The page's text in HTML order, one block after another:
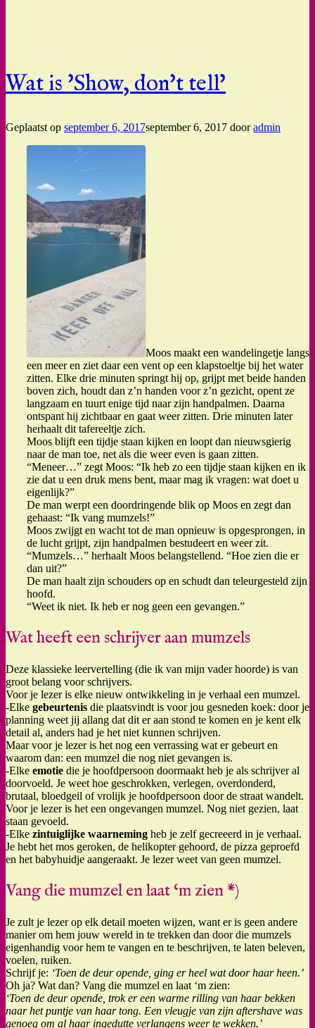
Wat is 'Show, don't tell'
Geplaatst op september 6, 2017september 6, 2017 dooradmin
Moos maakt een wandelingetje langs
een meer en ziet daar een vent op een klapstoeltje bij het water
zitten. Elke drie minuten springt hij op, grijpt met beide handen
boven zich, houdt dan z’n handen voor z’n gezicht, opent ze
langzaam en tuurt enige tijd naar zijn handpalmen. Daarna
ontspant hij zichtbaar en gaat weer zitten. Drie minuten later
herhaalt dit tafereeltje zich.
Moos blijft een tijdje staan kijken en loopt dan nieuwsgierig
naar de man toe, net als die weer even is gaan zitten.
“Meneer…” zegt Moos: “Ik heb zo een tijdje staan kijken en ik
zie dat u een druk mens bent, maar mag ik vragen: wat doet u
eigenlijk?”
De man werpt een doordringende blik op Moos en zegt dan
gehaast: “Ik vang mumzels!”
Moos zwijgt en wacht tot de man opnieuw is opgesprongen, in
de lucht grijpt, zijn handpalmen bestudeert en weer zit.
“Mumzels…” herhaalt Moos belangstellend. “Hoe zien die er
dan uit?”
De man haalt zijn schouders op en schudt dan teleurgesteld zijn
hoofd.
“Weet ik niet. Ik heb er nog geen een gevangen.”
Wat heeft een schrijver aan mumzels
Deze klassieke leervertelling (die ik van mijn vader hoorde) is van
groot belang voor schrijvers.
Voor je lezer is elke nieuw ontwikkeling in je verhaal een mumzel.
-Elke gebeurtenis die plaatsvindt is voor jou gesneden koek: door je
planning weet jij allang dat dit er aan stond te komen en je kent elk
detail al, anders had je het niet kunnen schrijven.
Maar voor je lezer is het nog een verrassing wat er gebeurt en
waarom dan: een mumzel die nog niet gevangen is.
-Elke emotie die je hoofdpersoon doormaakt heb je als schrijver al
doorvoeld. Je weet hoe geschrokken, verlegen, overdonderd,
brutaal, bloedgeil of vrolijk je hoofdpersoon door de straat wandelt.
Voor je lezer is het een ongevangen mumzel. Nog niet gezien, laat
staan gevoeld.
-Elke zintuiglijke waarneming heb je zelf gecreeerd in je verhaal.
Je hebt het mos geroken, de helikopter gehoord, de pizza geproefd
en het babyhuidje aangeraakt. Je lezer weet van geen mumzel.
Vang die mumzel en laat ‘m zien *)
Je zult je lezer op elk detail moeten wijzen, want er is geen andere
manier om hem jouw wereld in te trekken dan door die mumzels
eigenhandig voor hem te vangen en te beschrijven, te laten beleven,
voelen, ruiken.
Schrijf je: ‘Toen de deur opende, ging er heel wat door haar heen.’
Oh ja? Wat dan? Vang die mumzel en laat ‘m zien:
‘Toen de deur opende, trok er een warme rilling van haar bekken
naar het puntje van haar tong. Een vleugje van zijn aftershave was
genoeg om al haar ingedutte verlangens weer te wekken.’